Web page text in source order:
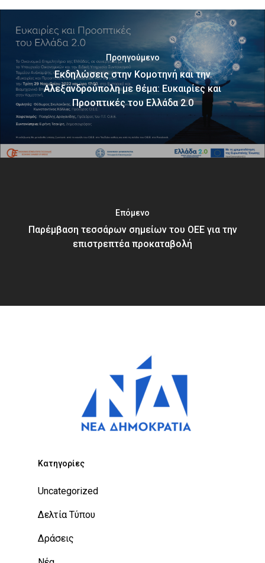
Προηγούμενο
Εκδηλώσεις στην Κομοτηνή και την
Αλεξανδρούπολη με θέμα: Ευκαιρίες και
Προοπτικές του Ελλάδα 2.0
Επόμενο
Παρέμβαση τεσσάρων σημείων του ΟΕΕ για την
επιστρεπτέα προκαταβολή
Kατηγορίες
Uncategorized
Δελτία Τύπου
Δράσεις